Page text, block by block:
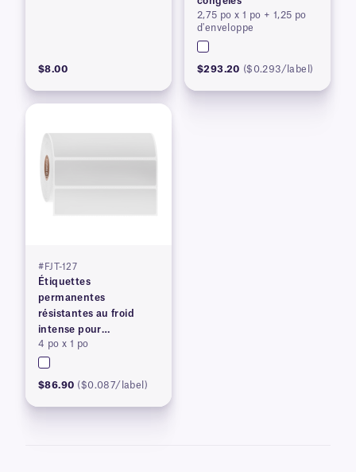
$8.00
2,75 po x 1 po + 1,25 po
d'enveloppe
$293.20 ($0.293/label)
#FJT-127
Étiquettes
permanentes
résistantes au froid
intense pour
imprimantes à transfert
thermique
4 po x 1 po
$86.90 ($0.087/label)